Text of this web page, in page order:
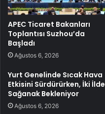
APEC Ticaret Bakanları
Toplantısı Suzhou’da
Başladı
Ağustos 6, 2026
Yurt Genelinde Sıcak Hava
Etkisini Sürdürürken, İki İlde
Sağanak Bekleniyor
Ağustos 6, 2026